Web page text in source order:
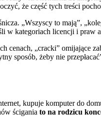
że część tych treści
„Wszyscy to mają”,
w kategoriach licencji i praw
cenach, „cracki” omijające
sposób, żeby nie
kupuje komputer do
ścigania to na rodzicu